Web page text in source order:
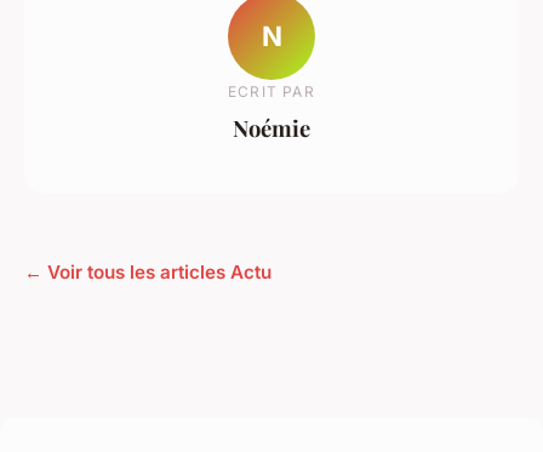
N
ECRIT PAR
Noémie
← Voir tous les articles Actu